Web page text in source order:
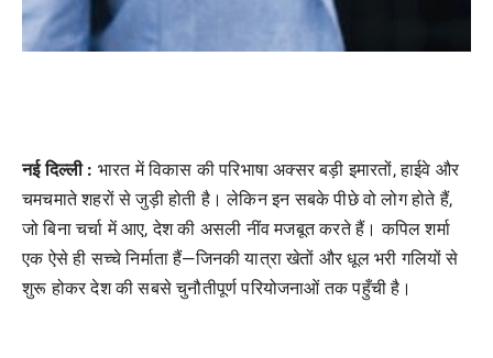
नई दिल्ली : भारत में विकास की परिभाषा अक्सर बड़ी इमारतों, हाईवे और
चमचमाते शहरों से जुड़ी होती है। लेकिन इन सबके पीछे वो लोग होते हैं,
जो बिना चर्चा में आए, देश की असली नींव मजबूत करते हैं। कपिल शर्मा
एक ऐसे ही सच्चे निर्माता हैं—जिनकी यात्रा खेतों और धूल भरी गलियों से
शुरू होकर देश की सबसे चुनौतीपूर्ण परियोजनाओं तक पहुँची है।